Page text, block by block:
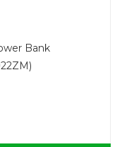
Bank